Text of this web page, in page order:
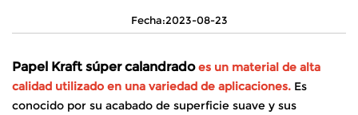
Fecha:2023-08-23
Papel Kraft súper calandradoes un material de alta
calidad utilizado en una variedad de aplicaciones. Es
conocido por su acabado de superficie suave y sus